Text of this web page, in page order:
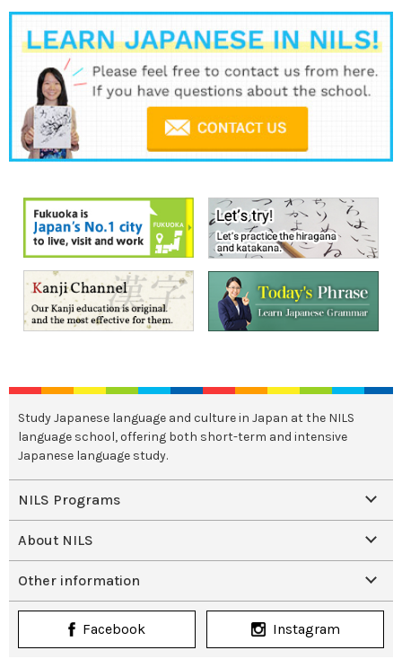
Study Japanese language and culture in Japan at the NILS
language school, offering both short-term and intensive
Japanese language study.
NILS Programs
About NILS
Other information
Facebook Instagram